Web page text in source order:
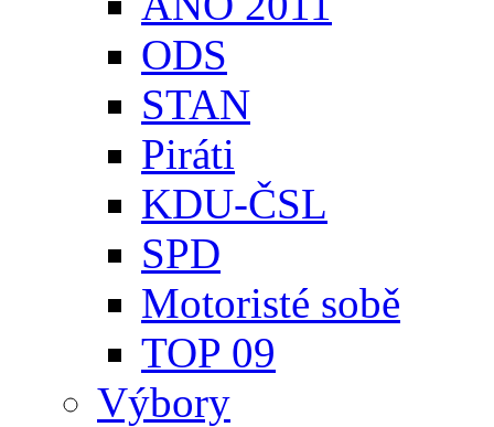
ODS
STAN
Piráti
KDU-ČSL
SPD
Motoristé sobě
TOP 09
Výbory